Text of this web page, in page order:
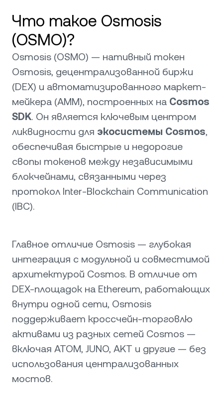
Что такое Osmosis
(OSMO)?
Osmosis (OSMO) — нативный токен
Osmosis, децентрализованной биржи
(DEX) и автоматизированного маркет-
мейкера (AMM), построенных на Cosmos
SDK. Он является ключевым центром
ликвидности для экосистемы Cosmos,
обеспечивая быстрые и недорогие
свопы токенов между независимыми
блокчейнами, связанными через
протокол Inter-Blockchain Communication
(IBC).
Главное отличие Osmosis — глубокая
интеграция с модульной и совместимой
архитектурой Cosmos. В отличие от
DEX-площадок на Ethereum, работающих
внутри одной сети, Osmosis
поддерживает кроссчейн-торговлю
активами из разных сетей Cosmos —
включая ATOM, JUNO, AKT и другие — без
использования централизованных
мостов.